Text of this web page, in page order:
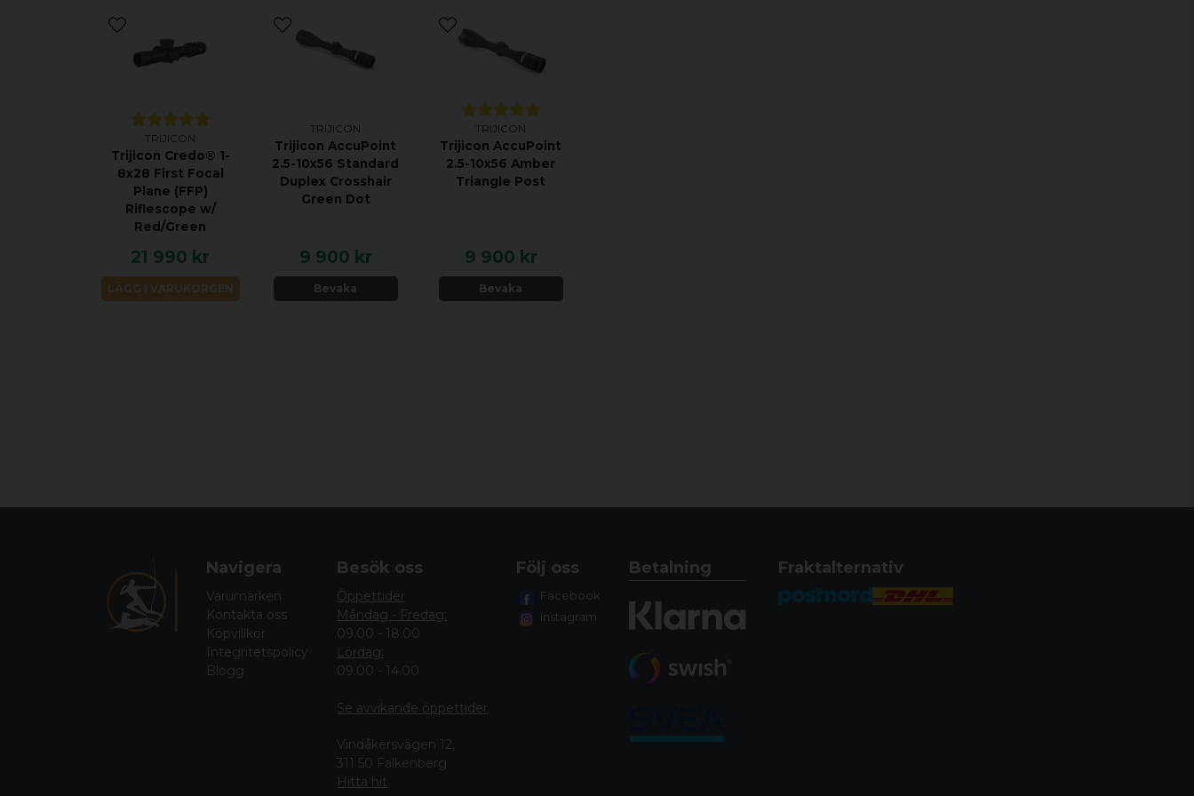
TRIJICON
Trijicon Credo® 1-
8x28 First Focal
Plane (FFP)
Riflescope w/
Red/Green
21 990 kr
LÄGG I VARUKORGEN
TRIJICON
Trijicon AccuPoint
2.5-10x56 Standard
Duplex Crosshair
Green Dot
9 900 kr
Bevaka
TRIJICON
Trijicon AccuPoint
2.5-10x56 Amber
Triangle Post
9 900 kr
Bevaka
Navigera
Varumärken
Kontakta oss
Köpvillkor
Integritetspolicy
Blogg
Besök oss
Öppettider
Måndag - Fredag:
09.00 - 18.00
Lördag:
09.00 - 14.00
Se avvikande öppettider
Vindåkersvägen 12,
311 50 Falkenberg
Hitta hit
Följ oss
Facebook
Instagram
Betalning Fraktalternativ